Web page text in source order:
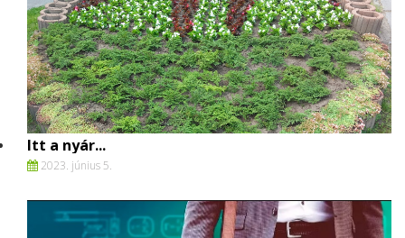
Itt a nyár...
2023. június 5.